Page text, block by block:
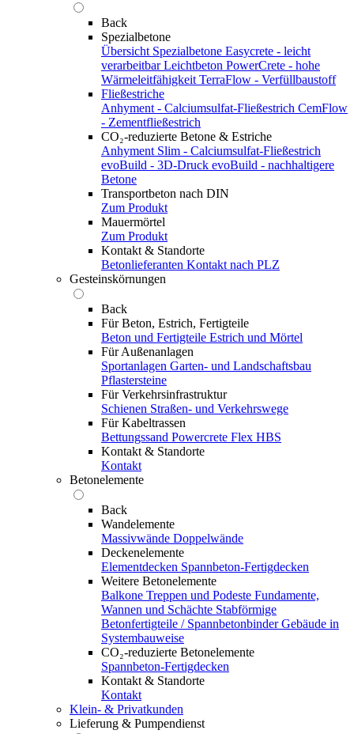
Back
Spezialbetone
Übersicht Spezialbetone Easycrete - leicht
verarbeitbar Leichtbeton PowerCrete - hohe
Wärmeleitfähigkeit TerraFlow - Verfüllbaustoff
Fließestriche
Anhyment - Calciumsulfat-Fließestrich CemFlow
- Zementfließestrich
CO₂-reduzierte Betone & Estriche
Anhyment Slim - Calciumsulfat-Fließestrich
evoBuild - 3D-Druck evoBuild - nachhaltigere
Betone
Transportbeton nach DIN
Zum Produkt
Mauermörtel
Zum Produkt
Kontakt & Standorte
Betonlieferanten Kontakt nach PLZ
Gesteinskörnungen
Back
Für Beton, Estrich, Fertigteile
Beton und Fertigteile Estrich und Mörtel
Für Außenanlagen
Sportanlagen Garten- und Landschaftsbau
Pflastersteine
Für Verkehrsinfrastruktur
Schienen Straßen- und Verkehrswege
Für Kabeltrassen
Bettungssand Powercrete Flex HBS
Kontakt & Standorte
Kontakt
Betonelemente
Back
Wandelemente
Massivwände Doppelwände
Deckenelemente
Elementdecken Spannbeton-Fertigdecken
Weitere Betonelemente
Balkone Treppen und Podeste Fundamente,
Wannen und Schächte Stabförmige
Betonfertigteile / Spannbetonbinder Gebäude in
Systembauweise
CO₂-reduzierte Betonelemente
Spannbeton-Fertigdecken
Kontakt & Standorte
Kontakt
Klein- & Privatkunden
Lieferung & Pumpendienst